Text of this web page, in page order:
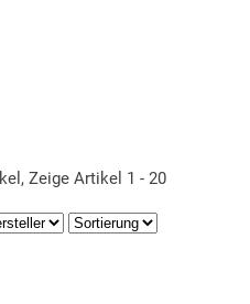
Zeige Artikel 1 - 20